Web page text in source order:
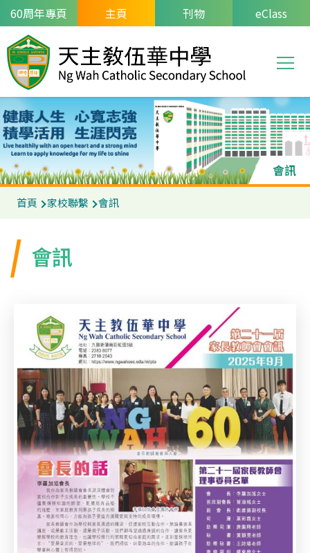
移至主內容
60周年專頁 主頁 刊物 eClass
Main
會訊
導
連
結
首頁 家校聯繫 會訊
會訊